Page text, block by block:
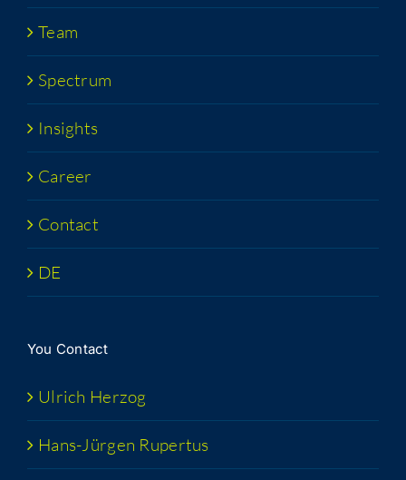
Team
Spec­trum
Insights
Career
Con­tact
DE
You Con­tact
Ulrich Her­zog
Hans-Jür­­gen Rupertus